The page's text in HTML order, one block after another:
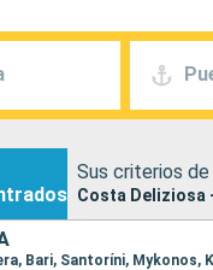
Sus criterios de
Costa Deliziosa
Bari, Santoríni, Mykonos,